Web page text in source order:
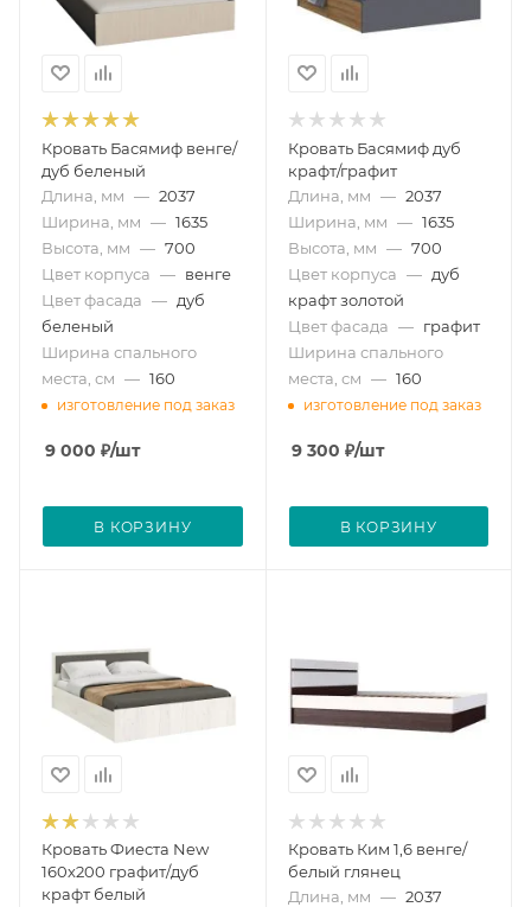
Кровать Басямиф венге/
дуб беленый
Длина, мм — 2037
Ширина, мм — 1635
Высота, мм — 700
Цвет корпуса — венге
Цвет фасада — дуб
беленый
Ширина спального
места, см — 160
изготовление под заказ
9 000 ₽/шт
В КОРЗИНУ
Кровать Басямиф дуб
крафт/графит
Длина, мм — 2037
Ширина, мм — 1635
Высота, мм — 700
Цвет корпуса — дуб
крафт золотой
Цвет фасада — графит
Ширина спального
места, см — 160
изготовление под заказ
9 300 ₽/шт
В КОРЗИНУ
Кровать Фиеста New
160х200 графит/дуб
крафт белый
Кровать Ким 1,6 венге/
белый глянец
Длина, мм — 2037